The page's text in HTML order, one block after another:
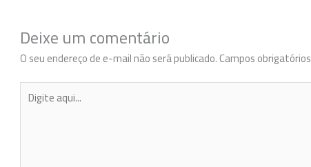
Deixe um comentário
O seu endereço de e-mail não será publicado.Campos
Digite
aqui...